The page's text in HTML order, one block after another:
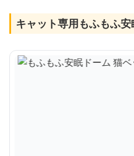
キャット専用もふもふ